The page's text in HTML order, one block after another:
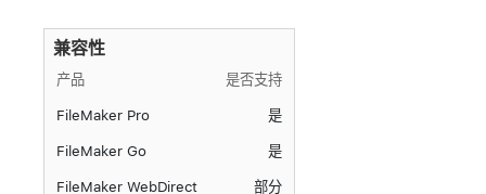
兼容性
产品 是否支持
FileMaker Pro 是
FileMaker Go 是
FileMaker WebDirect 部分